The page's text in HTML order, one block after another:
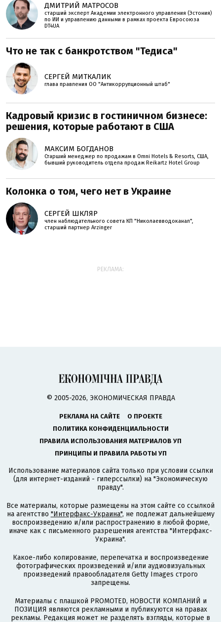
ДМИТРИЙ МАТРОСОВ
старший эксперт Академии электронного управления (Эстония)
по ИИ и управлению данными в рамках проекта Евросоюза
DT4UA
Что не так с банкротством "Тедиса"
СЕРГЕЙ МИТКАЛИК
глава правления ОО "Антикоррупционный штаб"
Кадровый кризис в гостиничном бизнесе:
решения, которые работают в США
МАКСИМ БОГДАНОВ
Старший менеджер по продажам в Omni Hotels & Resorts, США,
бывший руководитель отдела продаж Reikartz Hotel Group
Колонка о том, чего нет в Украине
СЕРГЕЙ ШКЛЯР
член наблюдательного совета КП "Николаевводоканал",
старший партнер Arzinger
РЕКЛАМА:
© 2005-2026, ЭКОНОМИЧЕСКАЯ ПРАВДА
РЕКЛАМА НА САЙТЕ
О ПРОЕКТЕ
ПОЛИТИКА КОНФИДЕНЦИАЛЬНОСТИ
ПРАВИЛА ИСПОЛЬЗОВАНИЯ МАТЕРИАЛОВ УП
ПРИНЦИПЫ И ПРАВИЛА РАБОТЫ УП
Использование материалов сайта только при условии ссылки
(для интернет-изданий - гиперссылки) на "Экономическую
правду".
Все материалы, которые размещены на этом сайте со ссылкой
на агентство "Интерфакс-Украина", не подлежат дальнейшему
воспроизведению и/или распространению в любой форме,
иначе как с письменного разрешения агентства "Интерфакс-
Украина".
Какое-либо копирование, перепечатка и воспроизведение
фотографических произведений и/или аудиовизуальных
произведений правообладателя Getty Images строго
запрещены.
Материалы с плашкой PROMOTED, НОВОСТИ КОМПАНИЙ и
ПОЗИЦИЯ являются рекламными и публикуются на правах
рекламы. Редакция может не разделять взгляды, которые в